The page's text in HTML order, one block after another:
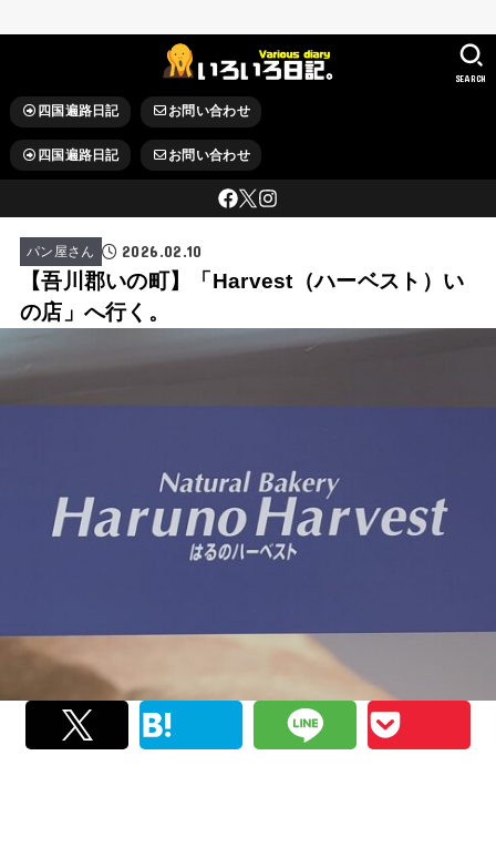
四国遍路日記 お問い合わせ
四国遍路日記 お問い合わせ
SEARCH
パン屋さん 2026.02.10
【吾川郡いの町】「Harvest（ハーベスト）い
の店」へ行く。